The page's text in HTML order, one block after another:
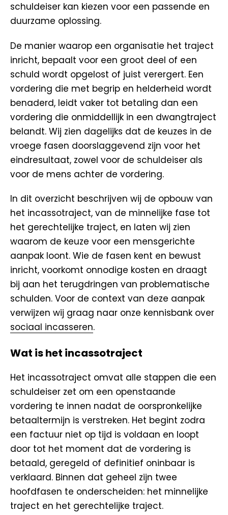
schuldeiser kan kiezen voor een passende en
duurzame oplossing.
De manier waarop een organisatie het traject
inricht, bepaalt voor een groot deel of een
schuld wordt opgelost of juist verergert. Een
vordering die met begrip en helderheid wordt
benaderd, leidt vaker tot betaling dan een
vordering die onmiddellijk in een dwangtraject
belandt. Wij zien dagelijks dat de keuzes in de
vroege fasen doorslaggevend zijn voor het
eindresultaat, zowel voor de schuldeiser als
voor de mens achter de vordering.
In dit overzicht beschrijven wij de opbouw van
het incassotraject, van de minnelijke fase tot
het gerechtelijke traject, en laten wij zien
waarom de keuze voor een mensgerichte
aanpak loont. Wie de fasen kent en bewust
inricht, voorkomt onnodige kosten en draagt
bij aan het terugdringen van problematische
schulden. Voor de context van deze aanpak
verwijzen wij graag naar onze kennisbank over
sociaal incasseren.
Wat is het incassotraject
Het incassotraject omvat alle stappen die een
schuldeiser zet om een openstaande
vordering te innen nadat de oorspronkelijke
betaaltermijn is verstreken. Het begint zodra
een factuur niet op tijd is voldaan en loopt
door tot het moment dat de vordering is
betaald, geregeld of definitief oninbaar is
verklaard. Binnen dat geheel zijn twee
hoofdfasen te onderscheiden: het minnelijke
traject en het gerechtelijke traject.